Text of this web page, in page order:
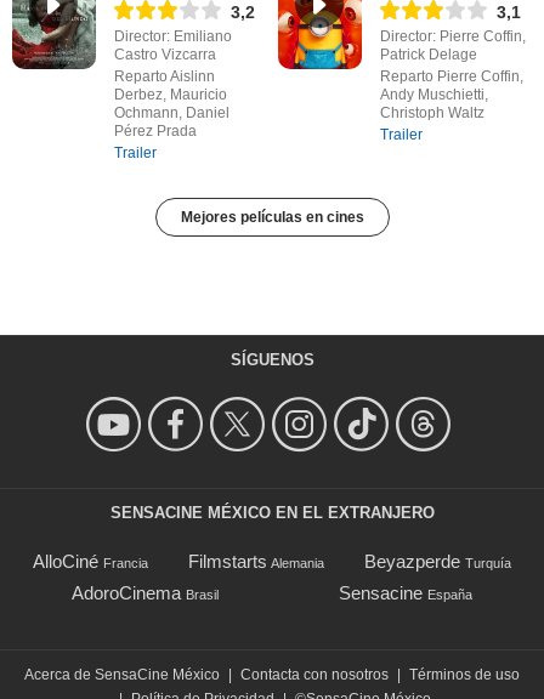
3,2
Director: Emiliano
Castro Vizcarra
Reparto Aislinn
Derbez, Mauricio
Ochmann, Daniel
Pérez Prada
Trailer
3,1
Director: Pierre Coffin,
Patrick Delage
Reparto Pierre Coffin,
Andy Muschietti,
Christoph Waltz
Trailer
Mejores películas en cines
SÍGUENOS
SENSACINE MÉXICO EN EL EXTRANJERO
AlloCiné Francia Filmstarts Alemania Beyazperde Turquía
AdoroCinema Brasil Sensacine España
Acerca de SensaCine México | Contacta con nosotros | Términos de uso